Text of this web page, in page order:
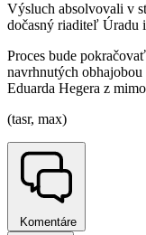
Výsluch absolvovali v
dočasný riaditeľ Úradu
Proces bude
navrhnutých
Eduarda Hegera z
(tasr, max)
Komentáre